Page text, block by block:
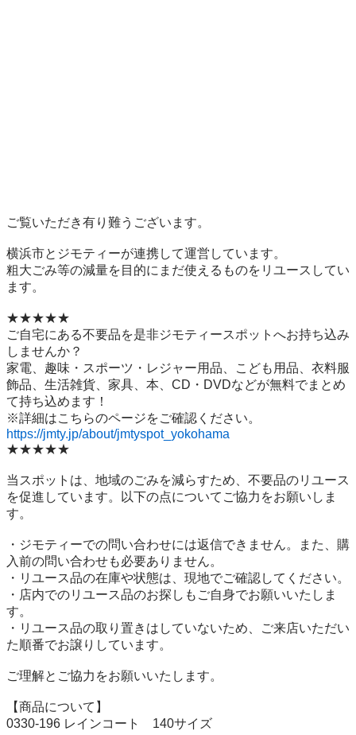
ご覧いただき有り難うございます。
横浜市とジモティーが連携して運営しています。
粗⼤ごみ等の減量を⽬的にまだ使えるものをリユースしてい
ます。
★★★★★
ご自宅にある不要品を是非ジモティースポットへお持ち込み
しませんか？
家電、趣味・スポーツ・レジャー用品、こども用品、衣料服
飾品、生活雑貨、家具、本、CD・DVDなどが無料でまとめ
て持ち込めます！
https://jmty.jp/about/jmtyspot_yokohama
★★★★★
当スポットは、地域のごみを減らすため、不要品のリユース
を促進しています。以下の点についてご協力をお願いしま
す。
・ジモティーでの問い合わせには返信できません。また、購
入前の問い合わせも必要ありません。
・リユース品の在庫や状態は、現地でご確認してください。
・店内でのリユース品のお探しもご自身でお願いいたしま
す。
・リユース品の取り置きはしていないため、ご来店いただい
た順番でお譲りしています。
ご理解とご協力をお願いいたします。
【商品について】
0330-196 レインコート　140サイズ